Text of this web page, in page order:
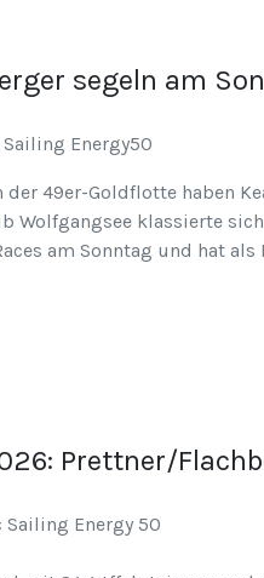
segeln am
49er-Goldflotte haben
Wolfgangsee klassierte
am Sonntag und hat
Prettner/